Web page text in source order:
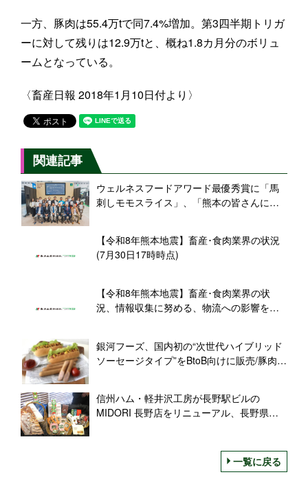
一方、豚肉は55.4万tで同7.4%増加。第3四半期トリガ
ーに対して残りは12.9万tと、概ね1.8カ月分のボリュ
ームとなっている。
〈畜産日報 2018年1月10日付より〉
関連記事
ウェルネスフードアワード最優秀賞に「馬
刺しモモスライス」、「熊本の皆さんにと
【令和8年熊本地震】畜産･食肉業界の状況
(7月30日17時時点)
【令和8年熊本地震】畜産･食肉業界の状
況、情報収集に努める、物流への影響を懸
銀河フーズ、国内初の“次世代ハイブリッド
ソーセージタイプ”をBtoB向けに販売/豚肉
信州ハム・軽井沢工房が長野駅ビルの
MIDORI 長野店をリニューアル、長野県産
一覧に戻る